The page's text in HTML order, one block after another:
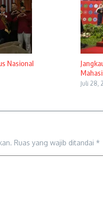
Nasional
Juli 28,
Ruas yang wajib ditandai *